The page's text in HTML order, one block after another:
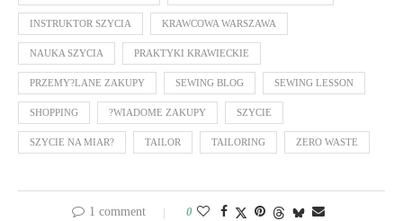
INSTRUKTOR SZYCIA KRAWCOWA WARSZAWA
NAUKA SZYCIA PRAKTYKI KRAWIECKIE
PRZEMY?LANE ZAKUPY SEWING BLOG SEWING LESSON
SHOPPING ?WIADOME ZAKUPY SZYCIE
SZYCIE NA MIAR? TAILOR TAILORING ZERO WASTE
1 comment 0